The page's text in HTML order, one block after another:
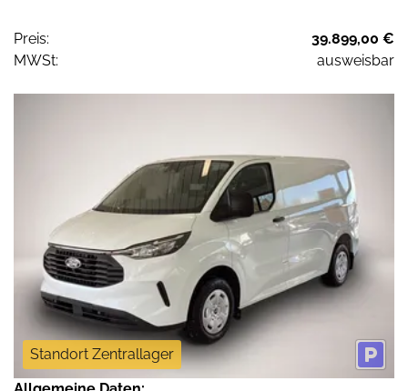
Preis:
39.899,00 €
MWSt:
ausweisbar
Standort Zentrallager